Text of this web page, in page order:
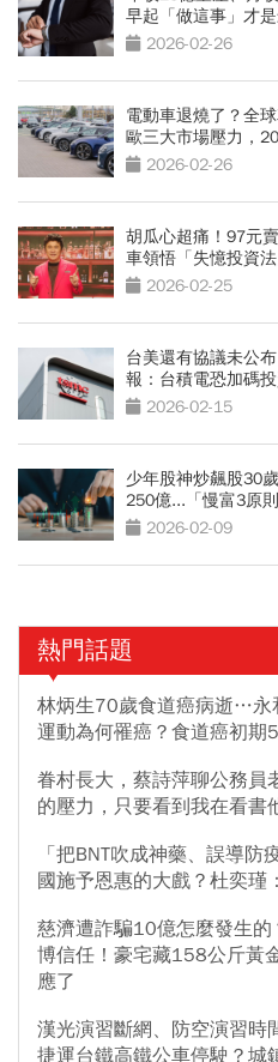
早起「做這事」才
2026-02-26
電動車退燒了？全
歐三大市場壓力，
2026-02-26
胡瓜心超痛！97元
車領悟「失憶投資
寶領紅利
2026-02-25
台美還有協議未公
報：台積電恐加碼
廠 2026-02-15
少年股神炒飆股30
250億...「慢富3原
穩致富
2026-02-09
熱門話題
林炳生70歲食道癌病逝…永
運動為何罹癌？食道癌初期
眷村長大，蔡詩萍聊公務員
的壓力，只要看到我在看書
「把BNT吹成神藥、誤導
國施予恩惠的大戲？杜奕瑾
慈濟遭詐騙10億怎麼發生
博信任！豪宅藏158公斤黃
應了
漢光演習斷網、防空演習
捷運台鐵高鐵公車停駛？城